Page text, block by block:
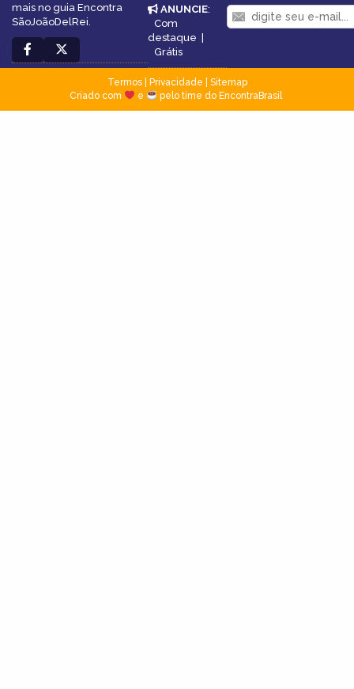
mais no guia Encontra
SãoJoãoDelRei.
ANUNCIE:
Com
destaque |
Grátis
Termos| Privacidade
Sitemap
Criado com
e pelo time do EncontraBrasil